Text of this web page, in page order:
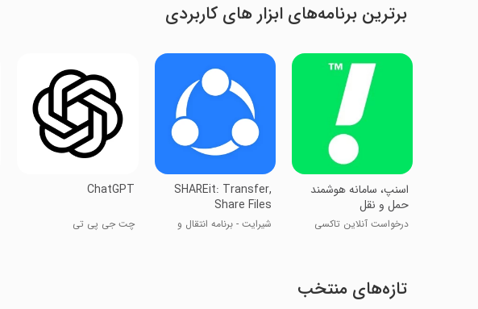
برترین برنامه‌های ابزار های کاربردی
اسنپ، سامانه هوشمند
حمل و نقل
درخواست آنلاین تاکسی
SHAREit: Transfer,
Share Files
شیر‌ایت - برنامه انتقال و
ChatGPT
چت جی پی تی
تازه‌های منتخب